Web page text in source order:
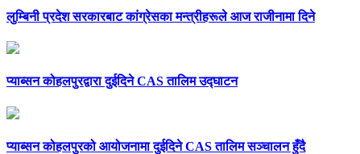
लुम्बिनी प्रदेश सरकारबाट कांग्रेसका मन्त्रीहरूले आज राजीनामा दिने
प्याब्सन कोहलपुरद्वारा दुईदिने CAS तालिम उद्घाटन
प्याब्सन कोहलपुरको आयोजनामा दुईदिने CAS तालिम सञ्चालन हुँदै